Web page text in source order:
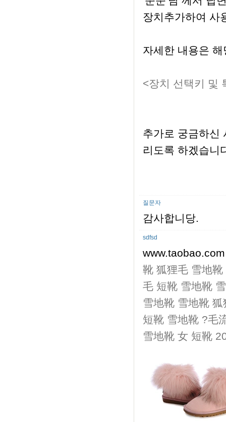
장치추가하여 사
자세한 내용은
<장치 선택키 및
추가로 궁금하신
리도록 하겠습니
질문자
감사합니당.
sdfsd
靴 狐狸毛 雪地靴
毛 短靴 雪地靴
雪地靴 雪地靴 狐
短靴 雪地靴 ?毛
雪地靴 女 短靴